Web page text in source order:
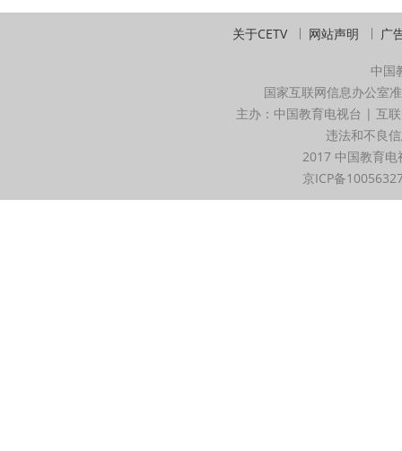
关于CETV 网站声明 广
中国
国家互联网信息办公室
主办：中国教育电视台 | 互
违法和不良
2017 中国教育
京ICP备